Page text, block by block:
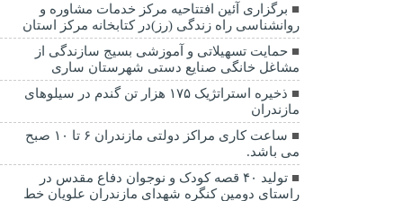
برگزاری آئین افتتاحیه مرکز خدمات مشاوره و
روانشناسی راه زندگی (رز)در کتابخانه مرکز استان
حمایت تسهیلاتی و آموزشی بسیج سازندگی از
مشاغل خانگی صنایع دستی شهرستان ساری
ذخیره استراتژیک ۱۷۵ هزار تن گندم در سیلوهای
مازندران
ساعت کاری مراکز دولتی مازندران ۶ تا ۱۰ صبح
می باشد.
تولید ۴۰ قصه کودک و نوجوان دفاع مقدس در
راستای دومین کنگره شهدای مازندران علویان خط